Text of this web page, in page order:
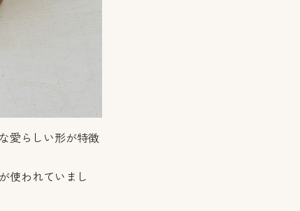
愛らしい形が特徴
使われていまし